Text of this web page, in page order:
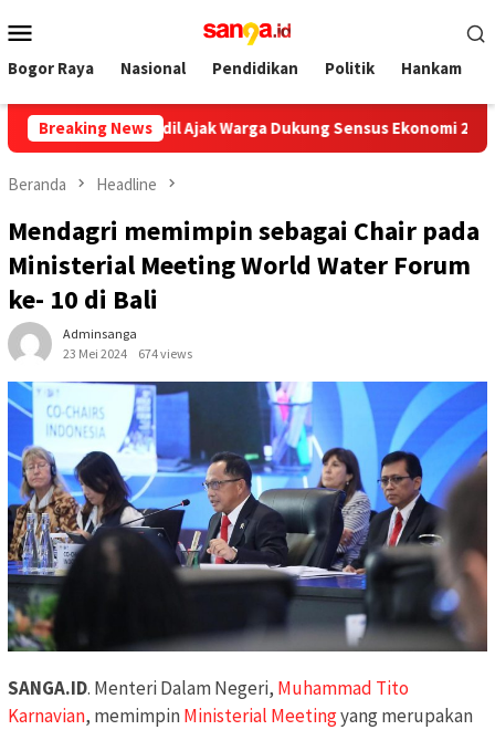
ke
kontenMobile
Bogor Raya Nasional Pendidikan Politik Hankam
Breaking News
Adil Ajak Warga Dukung Sensus Ekonomi 2026
Beranda Headline
Mendagri memimpin sebagai Chair pada
Ministerial Meeting World Water Forum
ke- 10 di Bali
Adminsanga
23 Mei 2024
674 views
SANGA.ID. Menteri Dalam Negeri, Muhammad Tito
Karnavian, memimpinMinisterial Meetingyang merupakan